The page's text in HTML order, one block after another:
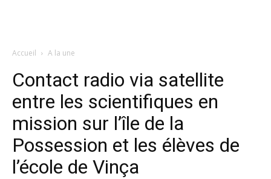
Accueil A la une
Contact radio via satellite
entre les scientifiques en
mission sur l’île de la
Possession et les élèves de
l’école de Vinça